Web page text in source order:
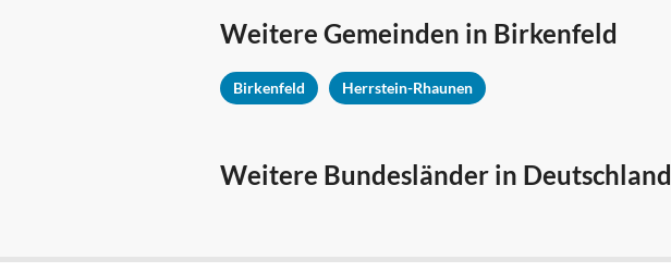
Weitere Gemeinden in Birkenfeld
Birkenfeld Herrstein-Rhaunen
Weitere Bundesländer in Deutschland